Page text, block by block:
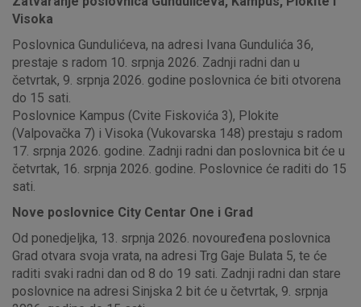
Visoka
Poslovnica Gundulićeva, na adresi Ivana Gundulića 36,
prestaje s radom 10. srpnja 2026. Zadnji radni dan u
četvrtak, 9. srpnja 2026. godine poslovnica će biti otvorena
do 15 sati.
Poslovnice Kampus (Cvite Fiskovića 3), Plokite
(Valpovačka 7) i Visoka (Vukovarska 148) prestaju s radom
17. srpnja 2026. godine. Zadnji radni dan poslovnica bit će u
četvrtak, 16. srpnja 2026. godine. Poslovnice će raditi do 15
sati.
Nove poslovnice City Centar One i Grad
Od ponedjeljka, 13. srpnja 2026. novouređena poslovnica
Grad otvara svoja vrata, na adresi Trg Gaje Bulata 5, te će
raditi svaki radni dan od 8 do 19 sati. Zadnji radni dan stare
poslovnice na adresi Sinjska 2 bit će u četvrtak, 9. srpnja